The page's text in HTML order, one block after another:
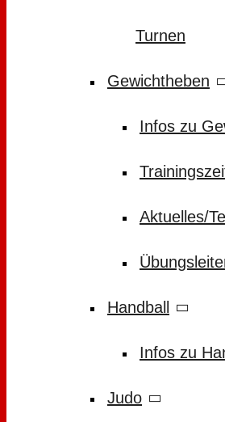
Turnen
Gewichtheben
Infos zu
Aktuelles/
Handball
Infos zu
Judo